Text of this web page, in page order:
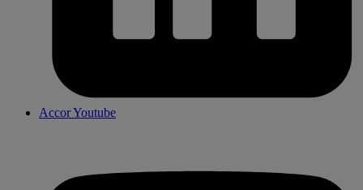
Accor Youtube